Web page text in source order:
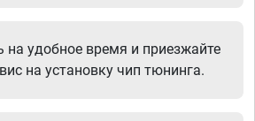
на удобное время и приезжайте
на установку чип тюнинга.